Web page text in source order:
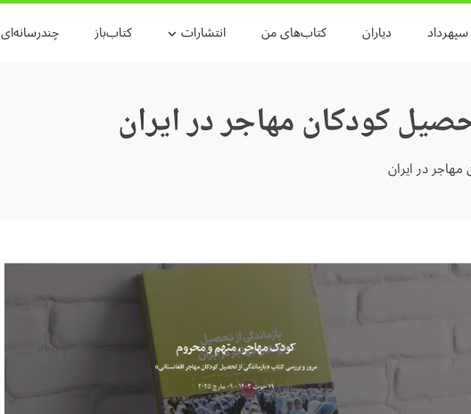
سپهرداد دیاران کتاب‌های من انتشارات کتاب‌باز چندرسانه‌ای
کودکان مهاجر در ایران
در ایران